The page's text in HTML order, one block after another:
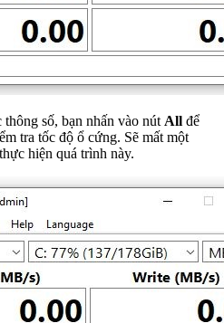
thông số, bạn nhấn vào nútAll để
tra tốc độ ổ cứng. Sẽ mất một
hiện quá trình này.